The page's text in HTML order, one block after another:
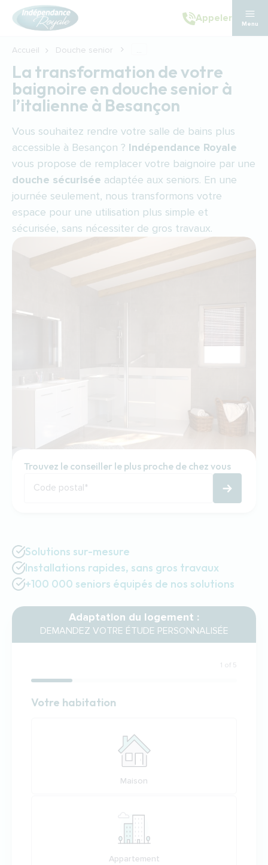
Aller au contenu principal
Appeler
Menu
Accueil Douche senior ...
La transformation de votre
baignoire en douche senior à
l’italienne à Besançon
Vous souhaitez rendre votre salle de bains plus
accessible à Besançon ? Indépendance Royale
vous propose de remplacer votre baignoire par une
douche sécurisée adaptée aux seniors. En une
journée seulement, nous transformons votre
espace pour une utilisation plus simple et
sécurisée, sans nécessiter de gros travaux.
Trouvez le conseiller le plus proche de chez vous
Code postal*
Solutions sur-mesure
Installations rapides, sans gros travaux
+100 000 seniors équipés de nos solutions
Adaptation du logement :
DEMANDEZ VOTRE ÉTUDE PERSONNALISÉE
1 of 5
Habitation
Votre habitation
Maison
Appartement